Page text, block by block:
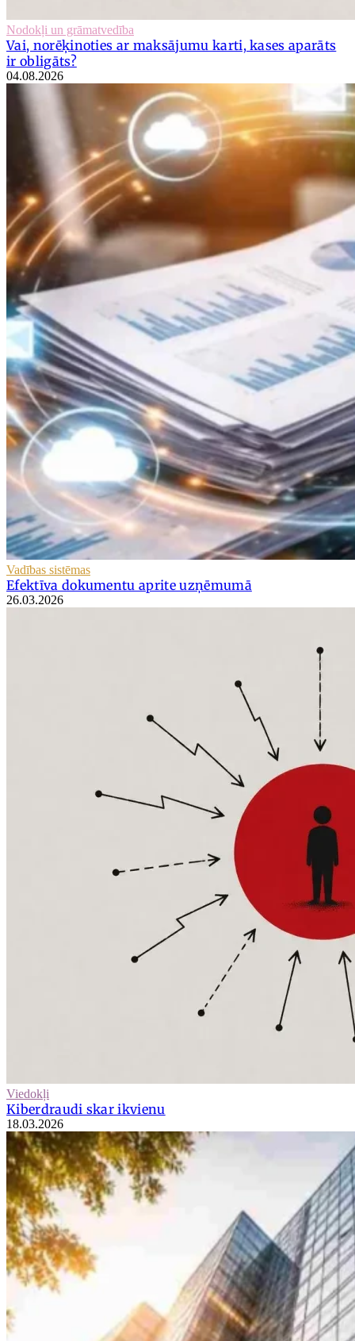
Nodokļi un grāmatvedība
Vai, norēķinoties ar maksājumu karti, kases aparāts
ir obligāts?
04.08.2026
Vadības sistēmas
Efektīva dokumentu aprite uzņēmumā
26.03.2026
Viedokļi
Kiberdraudi skar ikvienu
18.03.2026